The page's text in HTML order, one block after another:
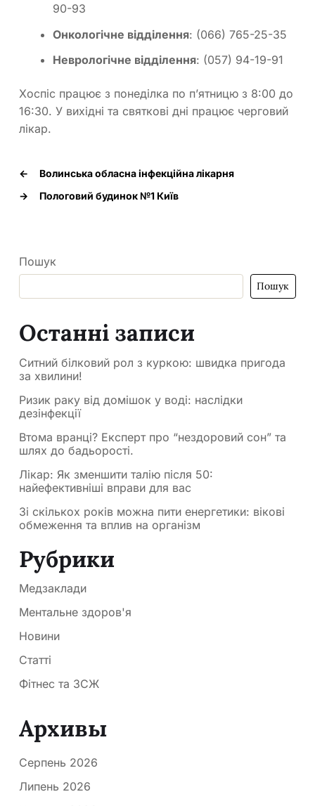
90-93
Онкологічне відділення: (066) 765-25-35
Неврологічне відділення: (057) 94-19-91
Хоспіс працює з понеділка по п’ятницю з 8:00 до
16:30. У вихідні та святкові дні працює черговий
лікар.
←
Волинська обласна інфекційна лікарня
→
Пологовий будинок №1 Київ
Пошук
Пошук
Останні записи
Ситний білковий рол з куркою: швидка пригода
за хвилини!
Ризик раку від домішок у воді: наслідки
дезінфекції
Втома вранці? Експерт про “нездоровий сон” та
шлях до бадьорості.
Лікар: Як зменшити талію після 50:
найефективніші вправи для вас
Зі скількох років можна пити енергетики: вікові
обмеження та вплив на організм
Рубрики
Медзаклади
Ментальне здоров'я
Новини
Статті
Фітнес та ЗСЖ
Архивы
Серпень 2026
Липень 2026